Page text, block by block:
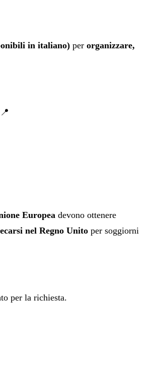
in italiano) per organizzare,
Europea devono ottenere
nel Regno Unito per soggiorni
per la richiesta.